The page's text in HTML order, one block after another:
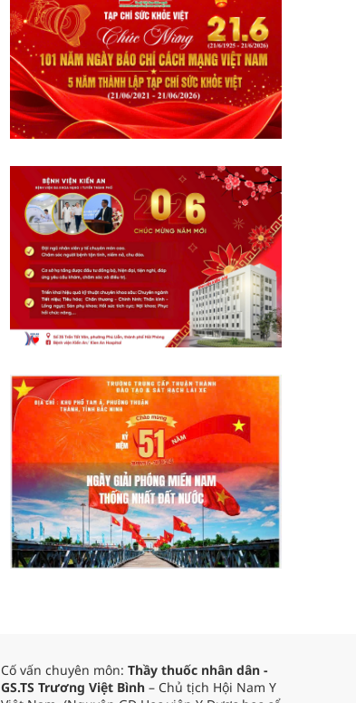
Cố vấn chuyên môn: Thầy thuốc nhân dân -
GS.TS Trương Việt Bình – Chủ tịch Hội Nam Y